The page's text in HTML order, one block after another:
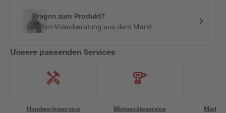
Fragen zum Produkt?
Sofort-Videoberatung aus dem Markt
Unsere passenden Services
Handwerksservice Mietgeräteservice